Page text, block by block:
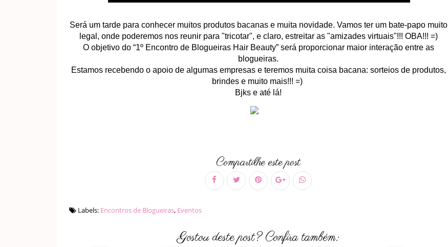
Será um tarde para conhecer muitos produtos bacanas e muita novidade. Vamos ter um bate-papo muito
legal, onde poderemos nos reunir para "tricotar", e claro, estreitar as "amizades virtuais"!!! OBA!!! =)
O objetivo do “1º Encontro de Blogueiras Hair Beauty” será proporcionar maior interação entre as
blogueiras.
Estamos recebendo o apoio de algumas empresas e teremos muita coisa bacana: sorteios de produtos,
brindes e muito mais!!! =)
Bjks e até lá!
Compartilhe este post
Labels: Encontros de Blogueiras, Eventos
Gostou deste post? Confira também: